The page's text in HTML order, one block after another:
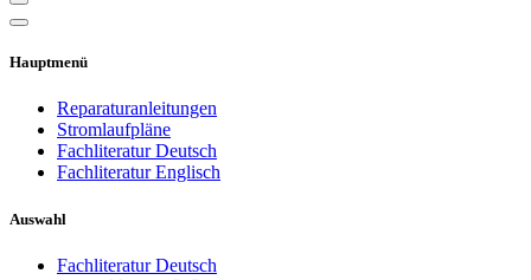
Hauptmenü
Reparaturanleitungen
Stromlaufpläne
Fachliteratur Deutsch
Fachliteratur Englisch
Auswahl
Fachliteratur Deutsch